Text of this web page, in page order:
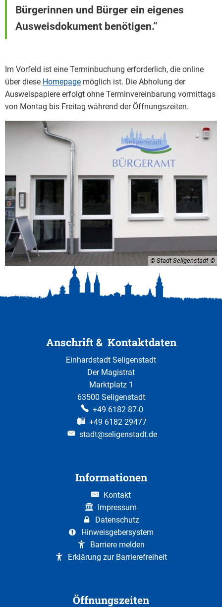
Bürgerinnen und Bürger ein eigenes
Ausweisdokument benötigen.“
Im Vorfeld ist eine Terminbuchung erforderlich, die online
über diese Homepage möglich ist. Die Abholung der
Ausweispapiere erfolgt ohne Terminvereinbarung vormittags
von Montag bis Freitag während der Öffnungszeiten.
© Stadt Seligenstadt
Anschrift & Kontaktdaten
Einhardstadt Seligenstadt
Der Magistrat
Marktplatz 1
63500 Seligenstadt
+49 6182 87-0
+49 6182 29477
stadt@seligenstadt.de
Informationen
Kontakt
Impressum
Datenschutz
Hinweisgebersystem
Barriere melden
Erklärung zur Barrierefreiheit
Öffnungszeiten